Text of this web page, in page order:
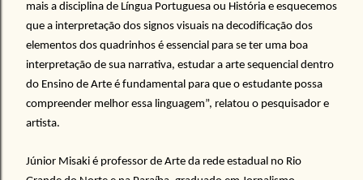
mais a disciplina de Língua Portuguesa ou História e esquecemos
que a interpretação dos signos visuais na decodificação dos
elementos dos quadrinhos é essencial para se ter uma boa
interpretação de sua narrativa, estudar a arte sequencial dentro
do Ensino de Arte é fundamental para que o estudante possa
compreender melhor essa linguagem”, relatou o pesquisador e
artista.
Júnior Misaki é professor de Arte da rede estadual no Rio